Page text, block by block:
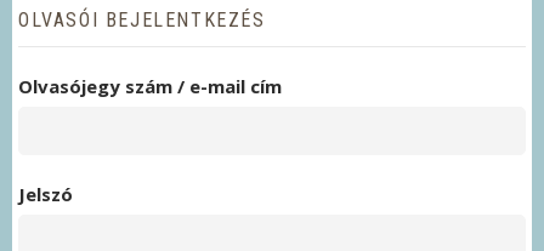
OLVASÓI BEJELENTKEZÉS
Olvasójegy szám / e-mail cím
Jelszó